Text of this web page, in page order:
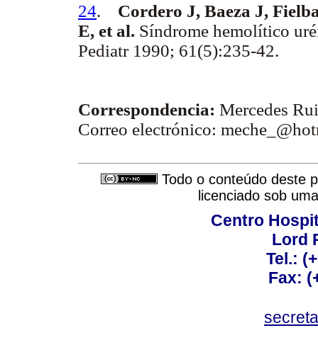
24. Cordero J, Baeza J,
E, et al. Síndrome hemolítico
Pediatr 1990; 61(5):235-42.
Correspondencia: Mercedes
Correo electrónico:
Todo o conteúdo deste
licenciado sob
Centro
Lord
Tel.:
Fax: